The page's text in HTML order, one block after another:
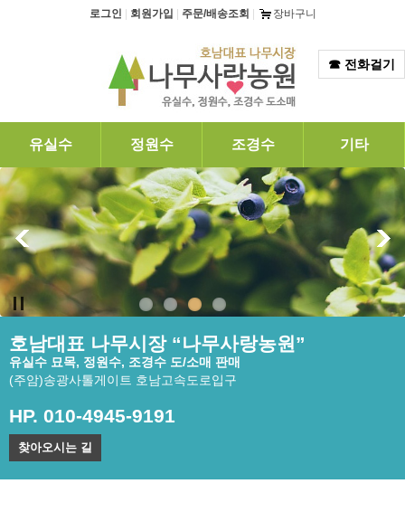
탑메뉴 바로가기로그인 회원가입 주문/배송조회 장바구니
☎ 전화걸기
유실수 정원수 조경수 기타
호남대표 나무시장 “나무사랑농원”
유실수 묘목, 정원수, 조경수 도/소매 판매
(주암)송광사톨게이트 호남고속도로입구
HP. 010-4945-9191
찾아오시는 길